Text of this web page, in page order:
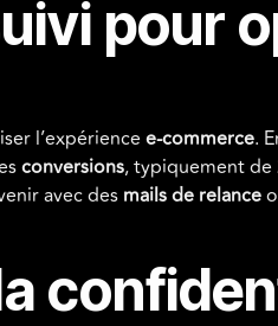
pour
l’expérience e-commerce.
conversions, typiquement de
avec des mails de relance